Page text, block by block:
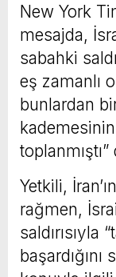
New York
mesajda,
sabahki
eş zamanlı
bunlardan
Yetkili,
rağmen,
saldırısıyla